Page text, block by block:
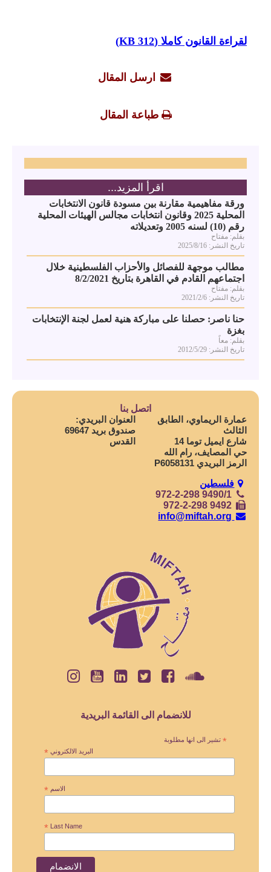
لقراءة القانون كاملا (
312 KB
)
ارسل المقال
طباعة المقال
اقرأ المزيد...
ورقة مفاهيمية مقارنة بين مسودة قانون الانتخابات
المحلية 2025 وقانون انتخابات مجالس الهيئات المحلية
رقم (10) لسنه 2005 وتعديلاته
بقلم: مفتاح
تاريخ النشر: 2025/8/16
مطالب موجهة للفصائل والأحزاب الفلسطينية خلال
اجتماعهم القادم في القاهرة بتاريخ 8/2/2021
بقلم: مفتاح
تاريخ النشر: 2021/2/6
حنا ناصر: حصلنا على مباركة هنية لعمل لجنة الإنتخابات
بغزة
بقلم: معاً
تاريخ النشر: 2012/5/29
اتصل بنا
العنوان البريدي:
صندوق بريد 69647
القدس
عمارة الريماوي، الطابق
الثالث
شارع ايميل توما 14
حي المصايف، رام الله
الرمز البريدي P6058131
فلسطين
972-2-298 9490/1
972-2-298 9492
للانضمام الى القائمة البريدية
* تشير الى انها مطلوبة
البريد الالكتروني *
الاسم *
Last Name
*